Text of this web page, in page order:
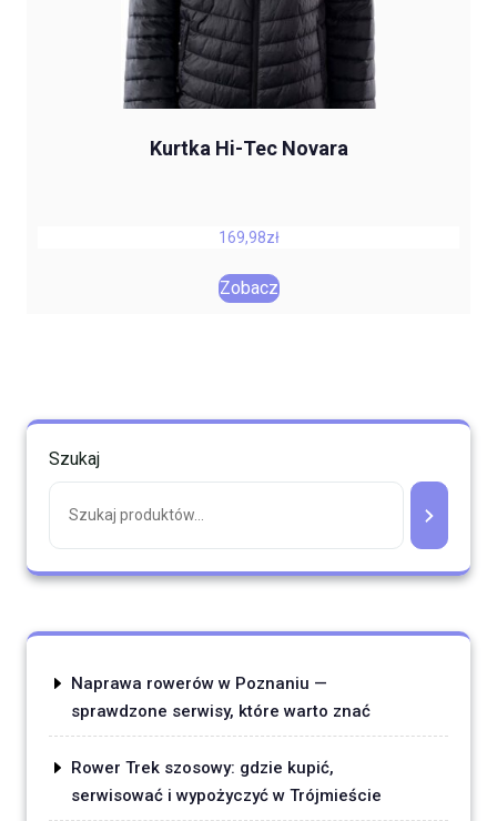
Kurtka Hi-Tec Novara
169,98zł
Zobacz
Szukaj
Naprawa rowerów w Poznaniu —
sprawdzone serwisy, które warto znać
Rower Trek szosowy: gdzie kupić,
serwisować i wypożyczyć w Trójmieście